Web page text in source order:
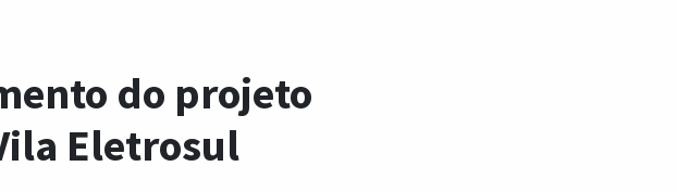
do projeto
Eletrosul